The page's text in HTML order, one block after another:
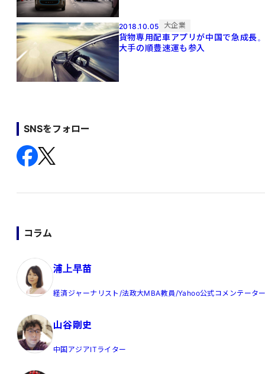
2018.10.05 大企業
貨物専用配車アプリが中国で急成長
大手の順豊速運も参入
SNSをフォロー
コラム
浦上早苗
経済ジャーナリスト/法政大MBA教員/Yahoo公式コメンテータ
山谷剛史
中国アジアITライター